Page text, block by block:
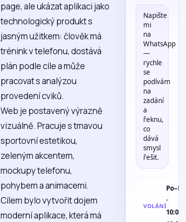
page, ale ukázat aplikaci jako
technologický produkt s
jasným užitkem: člověk má
trénink v telefonu, dostává
plán podle cíle a může
pracovat s analýzou
provedení cviků.
Web je postavený výrazně
vizuálně. Pracuje s tmavou
sportovní estetikou,
zeleným akcentem,
mockupy telefonu,
pohybem a animacemi.
Cílem bylo vytvořit dojem
moderní aplikace, která má
Napište
mi
na
WhatsApp
—
rychle
se
podívám
na
zadání
a
řeknu,
co
dává
smysl
řešit.
VOLÁNÍ
Po–Pá
·
10:00–